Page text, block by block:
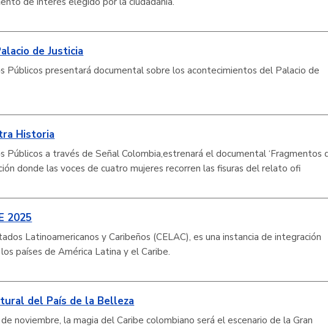
de Justicia
Públicos presentará documental sobre los acontecimientos del Palacio de
Historia
Públicos a través de Señal Colombia,estrenará el documental ‘Fragmentos
donde las voces de cuatro mujeres recorren las fisuras del relato ofi
2025
Latinoamericanos y Caribeños (CELAC), es una instancia de integración
países de América Latina y el Caribe.
del País de la Belleza
noviembre, la magia del Caribe colombiano será el escenario de la Gran